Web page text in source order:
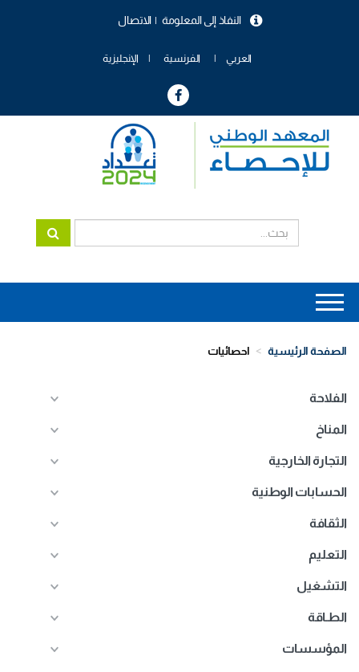
الاتصال النفاذ إلى المعلومة
العربي الفرنسية الإنجليزية
Main
navigation
الصفحة الرئيسية احصائيات
الفلاحة
المناخ
التجارة الخارجية
الحسابات الوطنية
الثقافة
التعليم
التشغيل
الطـاقة
المؤسسات